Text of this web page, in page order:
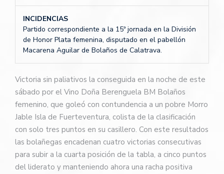
INCIDENCIAS
Partido correspondiente a la 15ª jornada en la División
de Honor Plata femenina, disputado en el pabellón
Macarena Aguilar de Bolaños de Calatrava.
Victoria sin paliativos la conseguida en la noche de este
sábado por el Vino Doña Berenguela BM Bolaños
femenino, que goleó con contundencia a un pobre Morro
Jable Isla de Fuerteventura, colista de la clasificación
con solo tres puntos en su casillero. Con este resultados
las bolañegas encadenan cuatro victorias consecutivas
para subir a la cuarta posición de la tabla, a cinco puntos
del liderato y manteniendo ahora una racha positiva